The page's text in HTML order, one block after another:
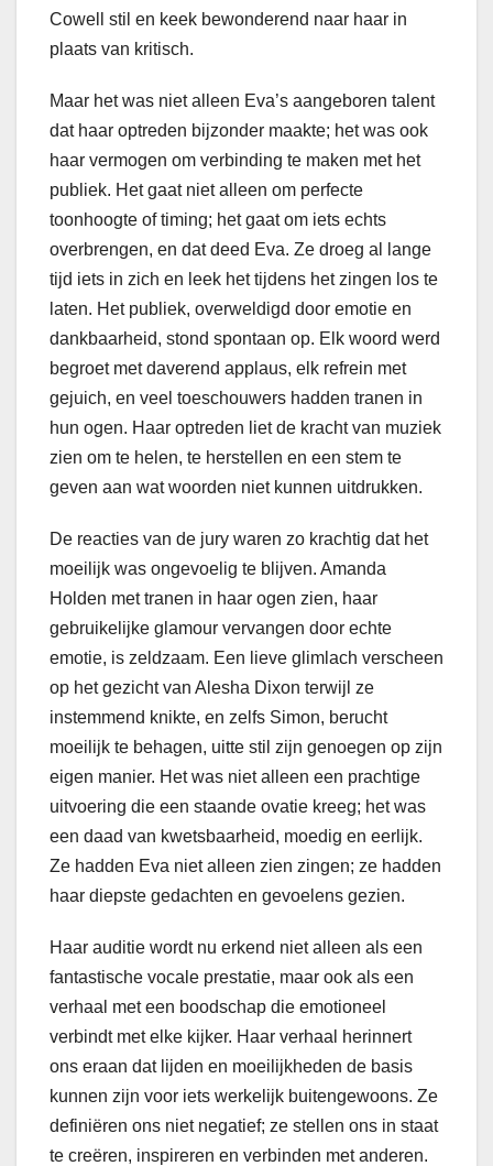
Cowell stil en keek bewonderend naar haar in
plaats van kritisch.
Maar het was niet alleen Eva’s aangeboren talent
dat haar optreden bijzonder maakte; het was ook
haar vermogen om verbinding te maken met het
publiek. Het gaat niet alleen om perfecte
toonhoogte of timing; het gaat om iets echts
overbrengen, en dat deed Eva. Ze droeg al lange
tijd iets in zich en leek het tijdens het zingen los te
laten. Het publiek, overweldigd door emotie en
dankbaarheid, stond spontaan op. Elk woord werd
begroet met daverend applaus, elk refrein met
gejuich, en veel toeschouwers hadden tranen in
hun ogen. Haar optreden liet de kracht van muziek
zien om te helen, te herstellen en een stem te
geven aan wat woorden niet kunnen uitdrukken.
De reacties van de jury waren zo krachtig dat het
moeilijk was ongevoelig te blijven. Amanda
Holden met tranen in haar ogen zien, haar
gebruikelijke glamour vervangen door echte
emotie, is zeldzaam. Een lieve glimlach verscheen
op het gezicht van Alesha Dixon terwijl ze
instemmend knikte, en zelfs Simon, berucht
moeilijk te behagen, uitte stil zijn genoegen op zijn
eigen manier. Het was niet alleen een prachtige
uitvoering die een staande ovatie kreeg; het was
een daad van kwetsbaarheid, moedig en eerlijk.
Ze hadden Eva niet alleen zien zingen; ze hadden
haar diepste gedachten en gevoelens gezien.
Haar auditie wordt nu erkend niet alleen als een
fantastische vocale prestatie, maar ook als een
verhaal met een boodschap die emotioneel
verbindt met elke kijker. Haar verhaal herinnert
ons eraan dat lijden en moeilijkheden de basis
kunnen zijn voor iets werkelijk buitengewoons. Ze
definiëren ons niet negatief; ze stellen ons in staat
te creëren, inspireren en verbinden met anderen.